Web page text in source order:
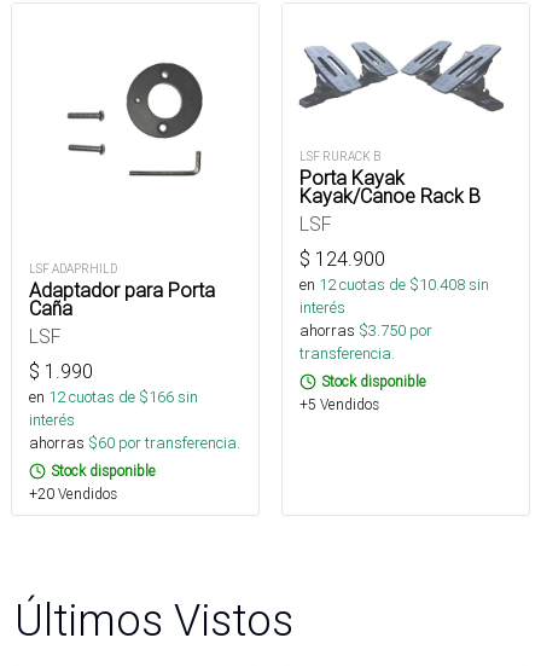
LSF ADAPRHILD
Adaptador para Porta
Caña
LSF
$ 1.990
en 12cuotas de $166sin
interés
ahorras $60 por transferencia.
Stock disponible
+20 Vendidos
LSF RURACK B
Porta Kayak
Kayak/Canoe Rack B
LSF
$ 124.900
en 12cuotas de $10.408sin
interés
ahorras $3.750 por
transferencia.
Stock disponible
+5 Vendidos
Últimos Vistos